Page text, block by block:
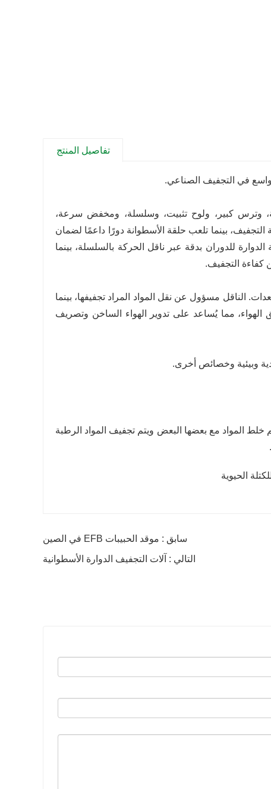
تفاصيل المنتج
واسع في التجفيف الصناعي.
وترس كبير، ولوح تثبيت، وسلسلة، ومخفض سرعة،
بينما تلعب حلقة الأسطوانة دورًا داعمًا لضمان
للدوران بدقة عبر ناقل الحركة بالسلسلة، بينما
كفاءة التجفيف.
الناقل مسؤول عن نقل المواد المراد تجفيفها، بينما
الهواء، مما يُساعد على تدوير الهواء الساخن وتصريف
وبيئية وخصائص أخرى.
خلط المواد مع بعضها البعض ويتم تجفيف المواد الرطبة
سابق : موقد الحبيبات EFB في الصين
التالي : آلات التجفيف الدوارة الأسطوانية